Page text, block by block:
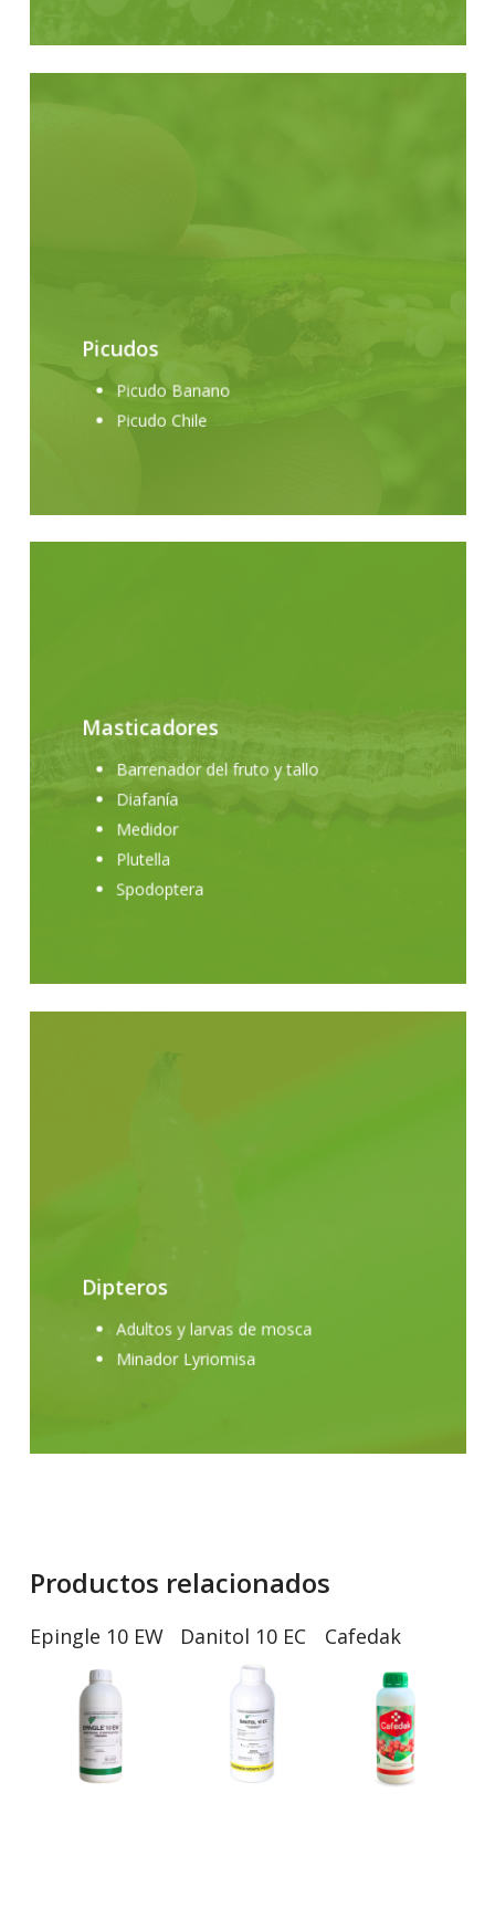
Picudos
Picudo Banano
Picudo Chile
Masticadores
Barrenador del fruto y tallo
Diafanía
Medidor
Plutella
Spodoptera
Dipteros
Adultos y larvas de mosca
Minador Lyriomisa
Productos relacionados
Epingle 10 EW Danitol 10 EC Cafedak